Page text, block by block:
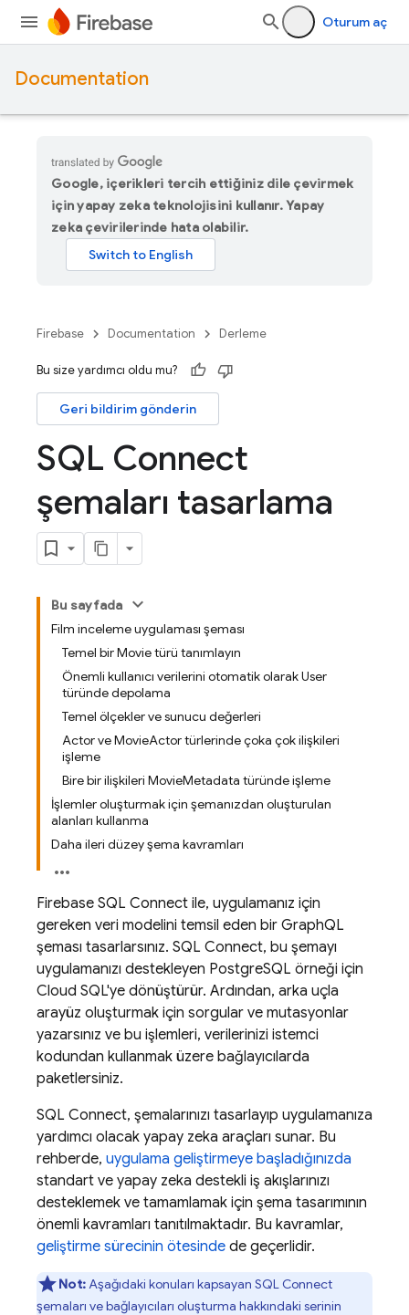
Oturum aç
Documentation
Google, içerikleri tercih ettiğiniz dile çevirmek
için yapay zeka teknolojisini kullanır. Yapay
zeka çevirilerinde hata olabilir.
Firebase Documentation Derleme
Bu size yardımcı oldu mu?
Geri bildirim gönderin
SQL Connect
şemaları tasarlama
Bu sayfada
Film inceleme uygulaması şeması
Temel bir Movie türü tanımlayın
Önemli kullanıcı verilerini otomatik olarak User
türünde depolama
Temel ölçekler ve sunucu değerleri
Actor ve MovieActor türlerinde çoka çok ilişkileri
işleme
Bire bir ilişkileri MovieMetadata türünde işleme
İşlemler oluşturmak için şemanızdan oluşturulan
alanları kullanma
Daha ileri düzey şema kavramları
Firebase SQL Connect ile, uygulamanız için
gereken veri modelini temsil eden bir GraphQL
şeması tasarlarsınız. SQL Connect, bu şemayı
uygulamanızı destekleyen PostgreSQL örneği için
Cloud SQL'ye dönüştürür. Ardından, arka uçla
arayüz oluşturmak için sorgular ve mutasyonlar
yazarsınız ve bu işlemleri, verilerinizi istemci
kodundan kullanmak üzere bağlayıcılarda
paketlersiniz.
SQL Connect, şemalarınızı tasarlayıp uygulamanıza
yardımcı olacak yapay zeka araçları sunar. Bu
rehberde, uygulama geliştirmeye başladığınızda
standart ve yapay zeka destekli iş akışlarınızı
desteklemek ve tamamlamak için şema tasarımının
önemli kavramları tanıtılmaktadır. Bu kavramlar,
geliştirme sürecinin ötesinde de geçerlidir.
Not:Aşağıdaki konuları kapsayan SQL Connect
şemaları ve bağlayıcıları oluşturma hakkındaki serinin